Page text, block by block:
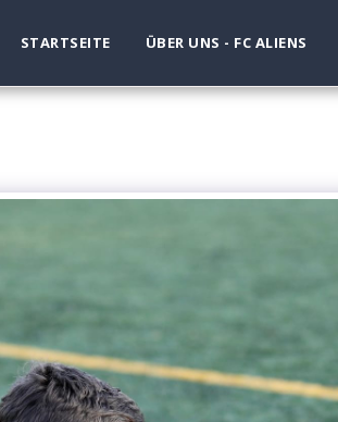
STARTSEITE ÜBER UNS - FC ALIENS